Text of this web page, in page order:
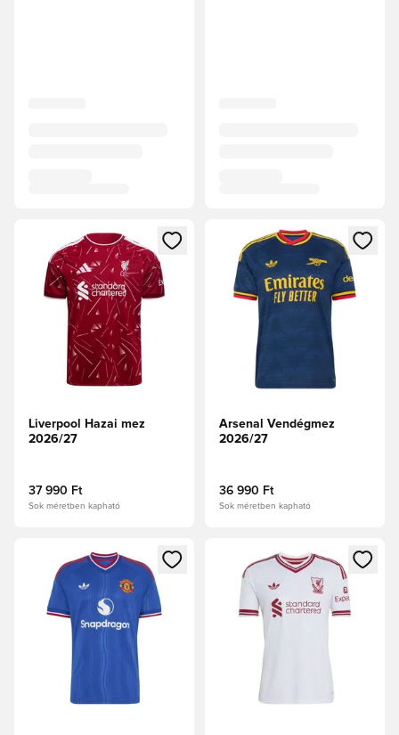
Megnyit egy modált a bejelentkezéshez vagy a tagként
Liverpool Hazai mez
2026/27
37 990 Ft
Sok méretben kapható
Megnyit egy modált a
Arsenal Vendégmez
2026/27
36 990 Ft
Sok méretben kapható
Megnyit egy modált a bejelentkezéshez vagy a tagként
Megnyit egy modált a